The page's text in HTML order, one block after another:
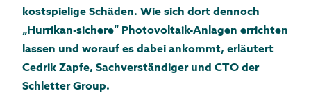
kostspielige Schäden. Wie sich dort dennoch
„Hurrikan-sichere“ Photovoltaik-Anlagen errichten
lassen und worauf es dabei ankommt, erläutert
Cedrik Zapfe, Sachverständiger und CTO der
Schletter Group.